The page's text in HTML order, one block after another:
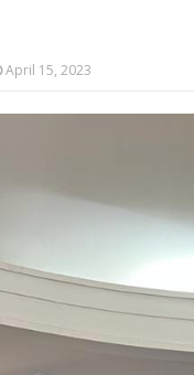
April 15, 2023